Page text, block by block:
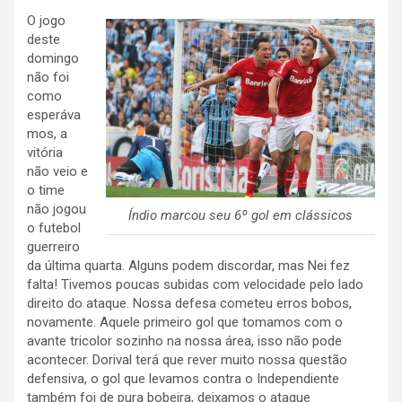
Índio marcou seu 6º gol em clássicos
O jogo
deste
domingo
não foi
como
esperáva
mos, a
vitória
não veio e
o time
não jogou
o futebol
guerreiro
da última quarta. Alguns podem discordar, mas Nei fez
falta! Tivemos poucas subidas com velocidade pelo lado
direito do ataque. Nossa defesa cometeu erros bobos,
novamente. Aquele primeiro gol que tomamos com o
avante tricolor sozinho na nossa área, isso não pode
acontecer. Dorival terá que rever muito nossa questão
defensiva, o gol que levamos contra o Independiente
também foi de pura bobeira, deixamos o ataque